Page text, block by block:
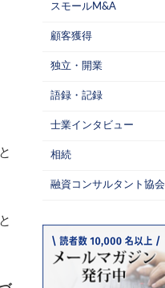
スモールM&A
顧客獲得
独立・開業
語録・記録
士業インタビュー
相続
融資コンサルタント協会